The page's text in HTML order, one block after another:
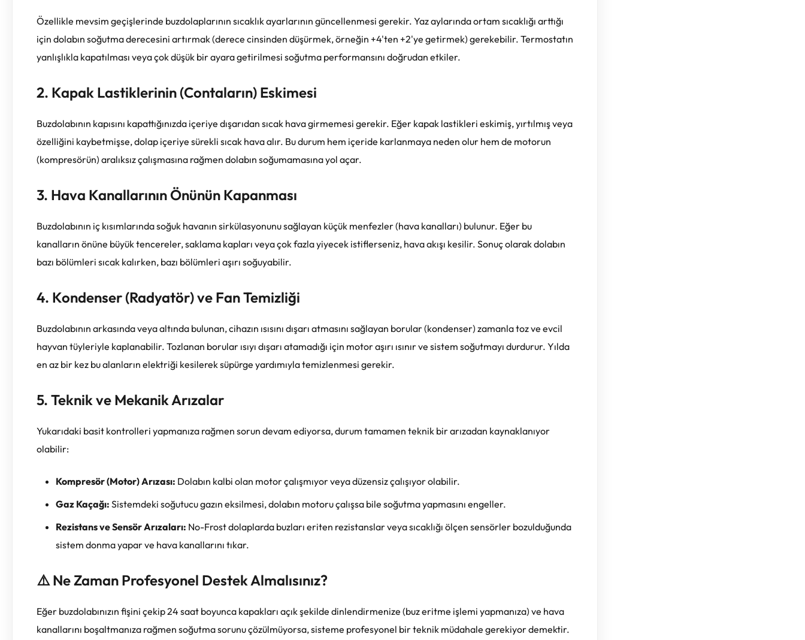
Özellikle mevsim geçişlerinde buzdolaplarının sıcaklık ayarlarının güncellenmesi gerekir. Yaz aylarında ortam sıcaklığı arttığı
için dolabın soğutma derecesini artırmak (derece cinsinden düşürmek, örneğin +4'ten +2'ye getirmek) gerekebilir. Termostatın
yanlışlıkla kapatılması veya çok düşük bir ayara getirilmesi soğutma performansını doğrudan etkiler.
2. Kapak Lastiklerinin (Contaların) Eskimesi
Buzdolabının kapısını kapattığınızda içeriye dışarıdan sıcak hava girmemesi gerekir. Eğer kapak lastikleri eskimiş, yırtılmış veya
özelliğini kaybetmişse, dolap içeriye sürekli sıcak hava alır. Bu durum hem içeride karlanmaya neden olur hem de motorun
(kompresörün) aralıksız çalışmasına rağmen dolabın soğumamasına yol açar.
3. Hava Kanallarının Önünün Kapanması
Buzdolabının iç kısımlarında soğuk havanın sirkülasyonunu sağlayan küçük menfezler (hava kanalları) bulunur. Eğer bu
kanalların önüne büyük tencereler, saklama kapları veya çok fazla yiyecek istiflerseniz, hava akışı kesilir. Sonuç olarak dolabın
bazı bölümleri sıcak kalırken, bazı bölümleri aşırı soğuyabilir.
4. Kondenser (Radyatör) ve Fan Temizliği
Buzdolabının arkasında veya altında bulunan, cihazın ısısını dışarı atmasını sağlayan borular (kondenser) zamanla toz ve evcil
hayvan tüyleriyle kaplanabilir. Tozlanan borular ısıyı dışarı atamadığı için motor aşırı ısınır ve sistem soğutmayı durdurur. Yılda
en az bir kez bu alanların elektriği kesilerek süpürge yardımıyla temizlenmesi gerekir.
5. Teknik ve Mekanik Arızalar
Yukarıdaki basit kontrolleri yapmanıza rağmen sorun devam ediyorsa, durum tamamen teknik bir arızadan kaynaklanıyor
olabilir:
Kompresör (Motor) Arızası: Dolabın kalbi olan motor çalışmıyor veya düzensiz çalışıyor olabilir.
Gaz Kaçağı: Sistemdeki soğutucu gazın eksilmesi, dolabın motoru çalışsa bile soğutma yapmasını engeller.
Rezistans ve Sensör Arızaları: No-Frost dolaplarda buzları eriten rezistanslar veya sıcaklığı ölçen sensörler bozulduğunda
sistem donma yapar ve hava kanallarını tıkar.
⚠️ Ne Zaman Profesyonel Destek Almalısınız?
Eğer buzdolabınızın fişini çekip 24 saat boyunca kapakları açık şekilde dinlendirmenize (buz eritme işlemi yapmanıza) ve hava
kanallarını boşaltmanıza rağmen soğutma sorunu çözülmüyorsa, sisteme profesyonel bir teknik müdahale gerekiyor demektir.